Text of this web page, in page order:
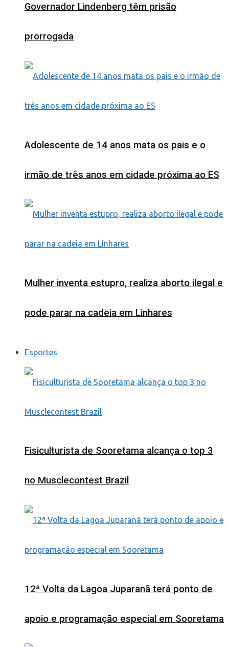
Governador Lindenberg têm prisão
prorrogada
Adolescente de 14 anos mata os pais e o
irmão de três anos em cidade próxima ao ES
Mulher inventa estupro, realiza aborto ilegal e
pode parar na cadeia em Linhares
Esportes
Fisiculturista de Sooretama alcança o top 3
no Musclecontest Brazil
12ª Volta da Lagoa Juparanã terá ponto de
apoio e programação especial em Sooretama